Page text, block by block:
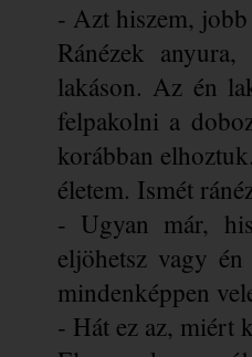
- Azt hiszem,
Ránézek
lakáson. Az én
felpakolni a
korábban
életem. Ismét
- Ugyan már,
eljöhetsz vagy én
mindenképpen
- Hát ez az, miért